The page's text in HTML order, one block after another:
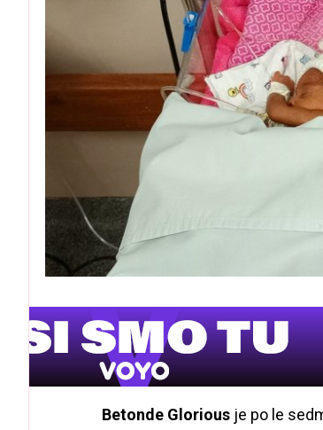
Betonde Glorious je po le